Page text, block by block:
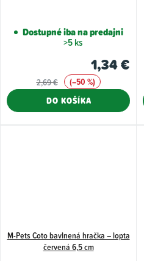
Dostupné iba na predajni
>5 ks
1,34 €
2,69 €
(–50 %)
DO KOŠÍKA
M-Pets Coto bavlnená hračka – lopta
červená 6,5 cm